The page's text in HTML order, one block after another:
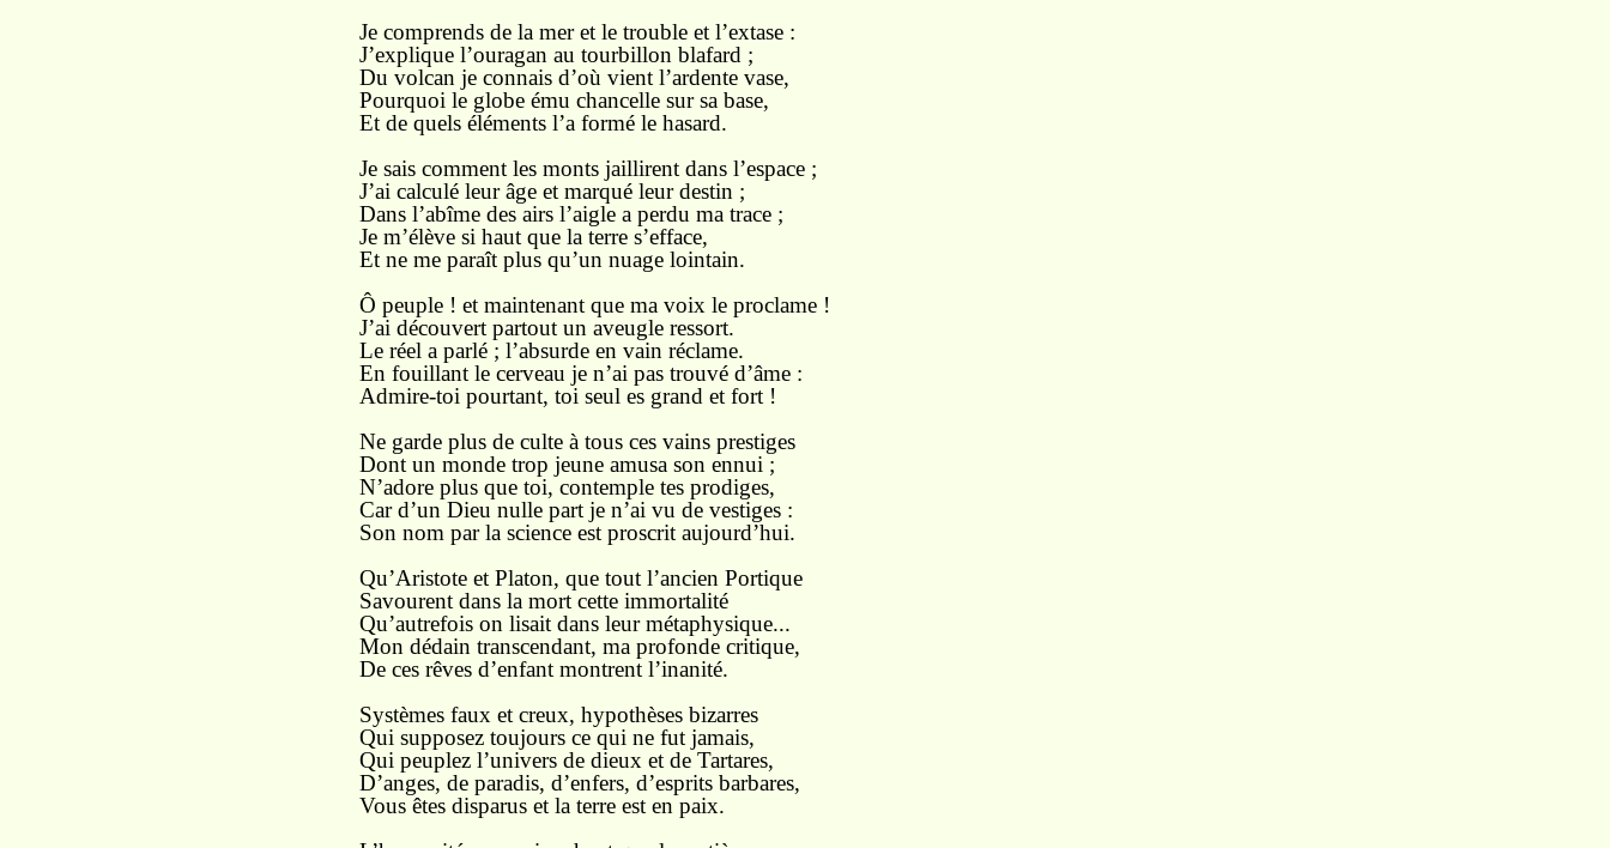
Je comprends de la mer et le trouble et l’extase :
J’explique l’ouragan au tourbillon blafard ;
Du volcan je connais d’où vient l’ardente vase,
Pourquoi le globe ému chancelle sur sa base,
Et de quels éléments l’a formé le hasard.
Je sais comment les monts jaillirent dans l’espace ;
J’ai calculé leur âge et marqué leur destin ;
Dans l’abîme des airs l’aigle a perdu ma trace ;
Je m’élève si haut que la terre s’efface,
Et ne me paraît plus qu’un nuage lointain.
Ô peuple ! et maintenant que ma voix le proclame !
J’ai découvert partout un aveugle ressort.
Le réel a parlé ; l’absurde en vain réclame.
En fouillant le cerveau je n’ai pas trouvé d’âme :
Admire-toi pourtant, toi seul es grand et fort !
Ne garde plus de culte à tous ces vains prestiges
Dont un monde trop jeune amusa son ennui ;
N’adore plus que toi, contemple tes prodiges,
Car d’un Dieu nulle part je n’ai vu de vestiges :
Son nom par la science est proscrit aujourd’hui.
Qu’Aristote et Platon, que tout l’ancien Portique
Savourent dans la mort cette immortalité
Qu’autrefois on lisait dans leur métaphysique...
Mon dédain transcendant, ma profonde critique,
De ces rêves d’enfant montrent l’inanité.
Systèmes faux et creux, hypothèses bizarres
Qui supposez toujours ce qui ne fut jamais,
Qui peuplez l’univers de dieux et de Tartares,
D’anges, de paradis, d’enfers, d’esprits barbares,
Vous êtes disparus et la terre est en paix.